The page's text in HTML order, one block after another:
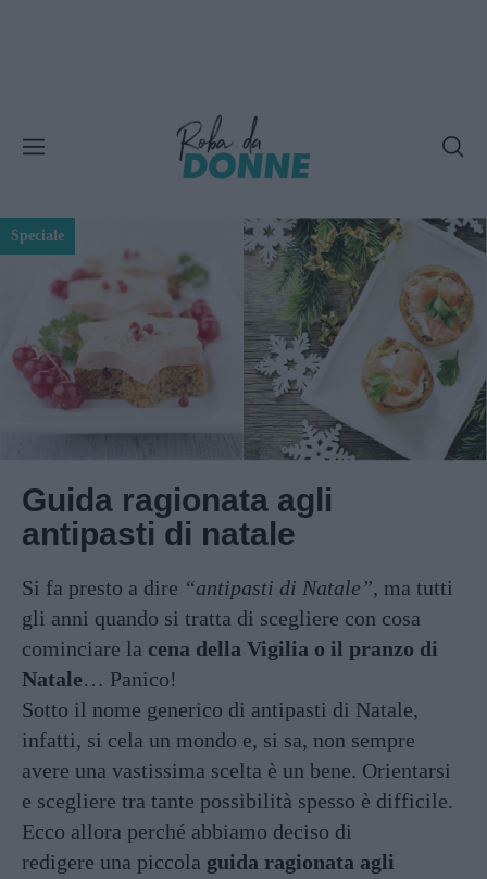
Speciale
Guida ragionata agli
antipasti di natale
Si fa presto a dire “antipasti di Natale”, ma tutti
gli anni quando si tratta di scegliere con cosa
cominciare la cena della Vigilia o il pranzo di
Natale… Panico!
Sotto il nome generico di antipasti di Natale,
infatti, si cela un mondo e, si sa, non sempre
avere una vastissima scelta è un bene. Orientarsi
e scegliere tra tante possibilità spesso è difficile.
Ecco allora perché abbiamo deciso di
redigere una piccola guida ragionata agli